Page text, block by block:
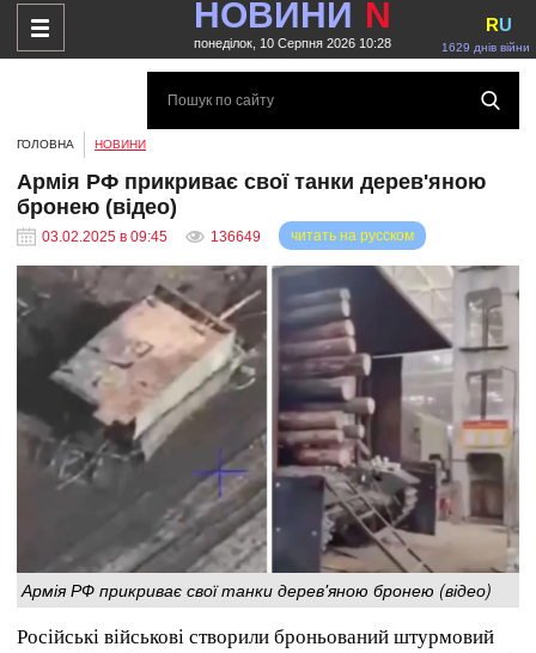
НОВИНИ N
понеділок, 10 Серпня 2026 10:28 1629 днів війни
RU
ГОЛОВНА НОВИНИ
Армія РФ прикриває свої танки дерев'яною
бронею (відео)
03.02.2025 в 09:45 136649 читать на русском
Армія РФ прикриває свої танки дерев'яною бронею (відео)
Російські військові створили броньований штурмовий